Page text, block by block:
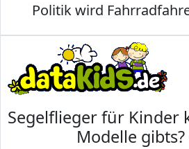
Politik wird
Segelflieger für Kinder
Modelle gibts?